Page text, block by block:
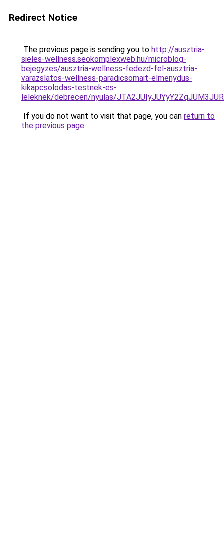
Redirect Notice
The previous page is sending you to http://ausztria-
sieles-wellness.seokomplexweb.hu/microblog-
bejegyzes/ausztria-wellness-fedezd-fel-ausztria-
varazslatos-wellness-paradicsomait-elmenydus-
kikapcsolodas-testnek-es-
leleknek/debrecen/nyulas/
If you do not want to visit that page, you can return to
the previous page.